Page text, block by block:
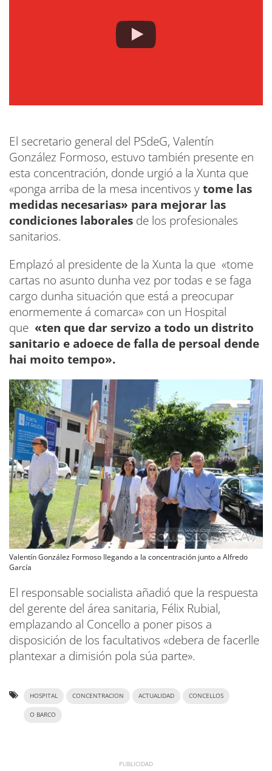
El secretario general del PSdeG, Valentín
González Formoso, estuvo también presente en
esta concentración, donde urgió a la Xunta que
«ponga arriba de la mesa incentivos ytome las
medidas necesarias» para mejorar las
condiciones laborales de los profesionales
sanitarios.
Emplazó al presidente de la Xunta la que «tome
cartas no asunto dunha vez por todas e se faga
cargo dunha situación que está a preocupar
enormemente á comarca» con un Hospital
que «ten que dar servizo a todo un distrito
sanitario e adoece de falla de persoal dende
hai moito tempo».
Valentín González Formoso llegando a la concentración junto a Alfredo
García
El responsable socialista añadió que la respuesta
del gerente del área sanitaria, Félix Rubial,
emplazando al Concello a poner pisos a
disposición de los facultativos «debera de facerlle
plantexar a dimisión pola súa parte».
HOSPITAL CONCENTRACION ACTUALIDAD CONCELLOS
O BARCO